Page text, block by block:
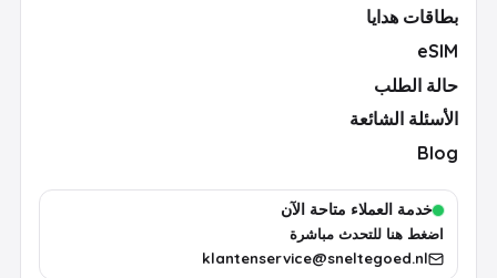
بطاقات هدايا
eSIM
حالة الطلب
الأسئلة الشائعة
Blog
خدمة العملاء متاحة الآن
اضغط هنا للتحدث مباشرة
klantenservice@sneltegoed.nl